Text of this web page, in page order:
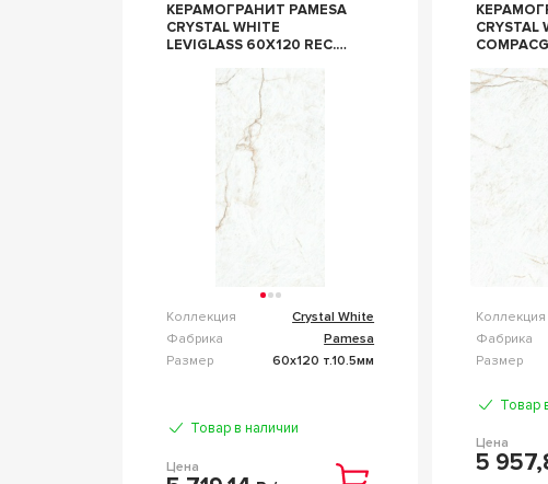
КЕРАМОГРАНИТ PAMESA
CRYSTAL WHITE
LEVIGLASS 60X120 REC.
Коллекция
Crystal White
Фабрика
Pamesa
Размер
60x120 т.10.5мм
Товар в наличии
Цена
CRYSTAL
Коллекция
Фабрика
Размер
Товар
Цена
5